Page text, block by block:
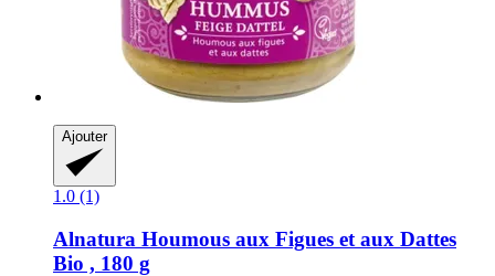
Ajouter
1.0 (1)
Alnatura Houmous aux Figues et aux Dattes
Bio , 180 g